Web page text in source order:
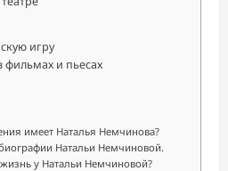
игру
фильмах и пьесах
имеет Наталья Немчинова?
Натальи Немчиновой.
у Натальи Немчиновой?